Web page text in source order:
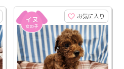
お気に入り